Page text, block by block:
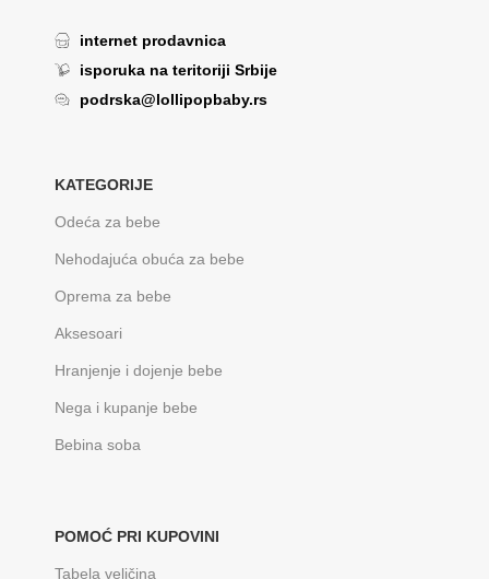
internet prodavnica
isporuka na teritoriji Srbije
podrska@lollipopbaby.rs
KATEGORIJE
Odeća za bebe
Nehodajuća obuća za bebe
Oprema za bebe
Aksesoari
Hranjenje i dojenje bebe
Nega i kupanje bebe
Bebina soba
POMOĆ PRI KUPOVINI
Tabela veličina